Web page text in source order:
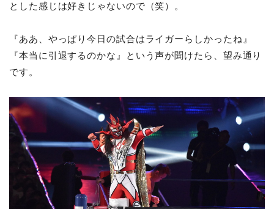
とした感じは好きじゃないので（笑）。
『ああ、やっぱり今日の試合はライガーらしかったね』
『本当に引退するのかな』という声が聞けたら、望み通り
です。